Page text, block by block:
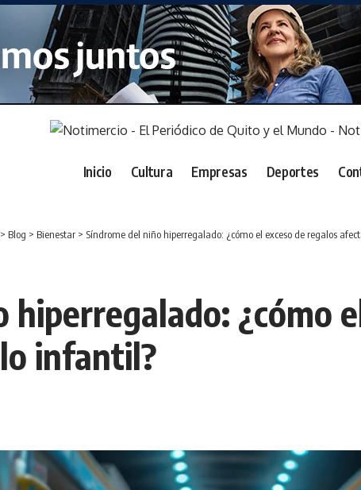
Inicio Cultura Empresas Deportes
> Blog > Bienestar > Síndrome del niño hiperregalado: ¿cómo el exceso de regalos
¿cómo
infantil?